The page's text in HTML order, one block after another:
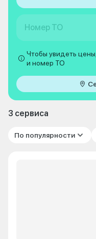
Номер ТО
Чтобы увидеть
и номер ТО
3 сервиса
По популярности